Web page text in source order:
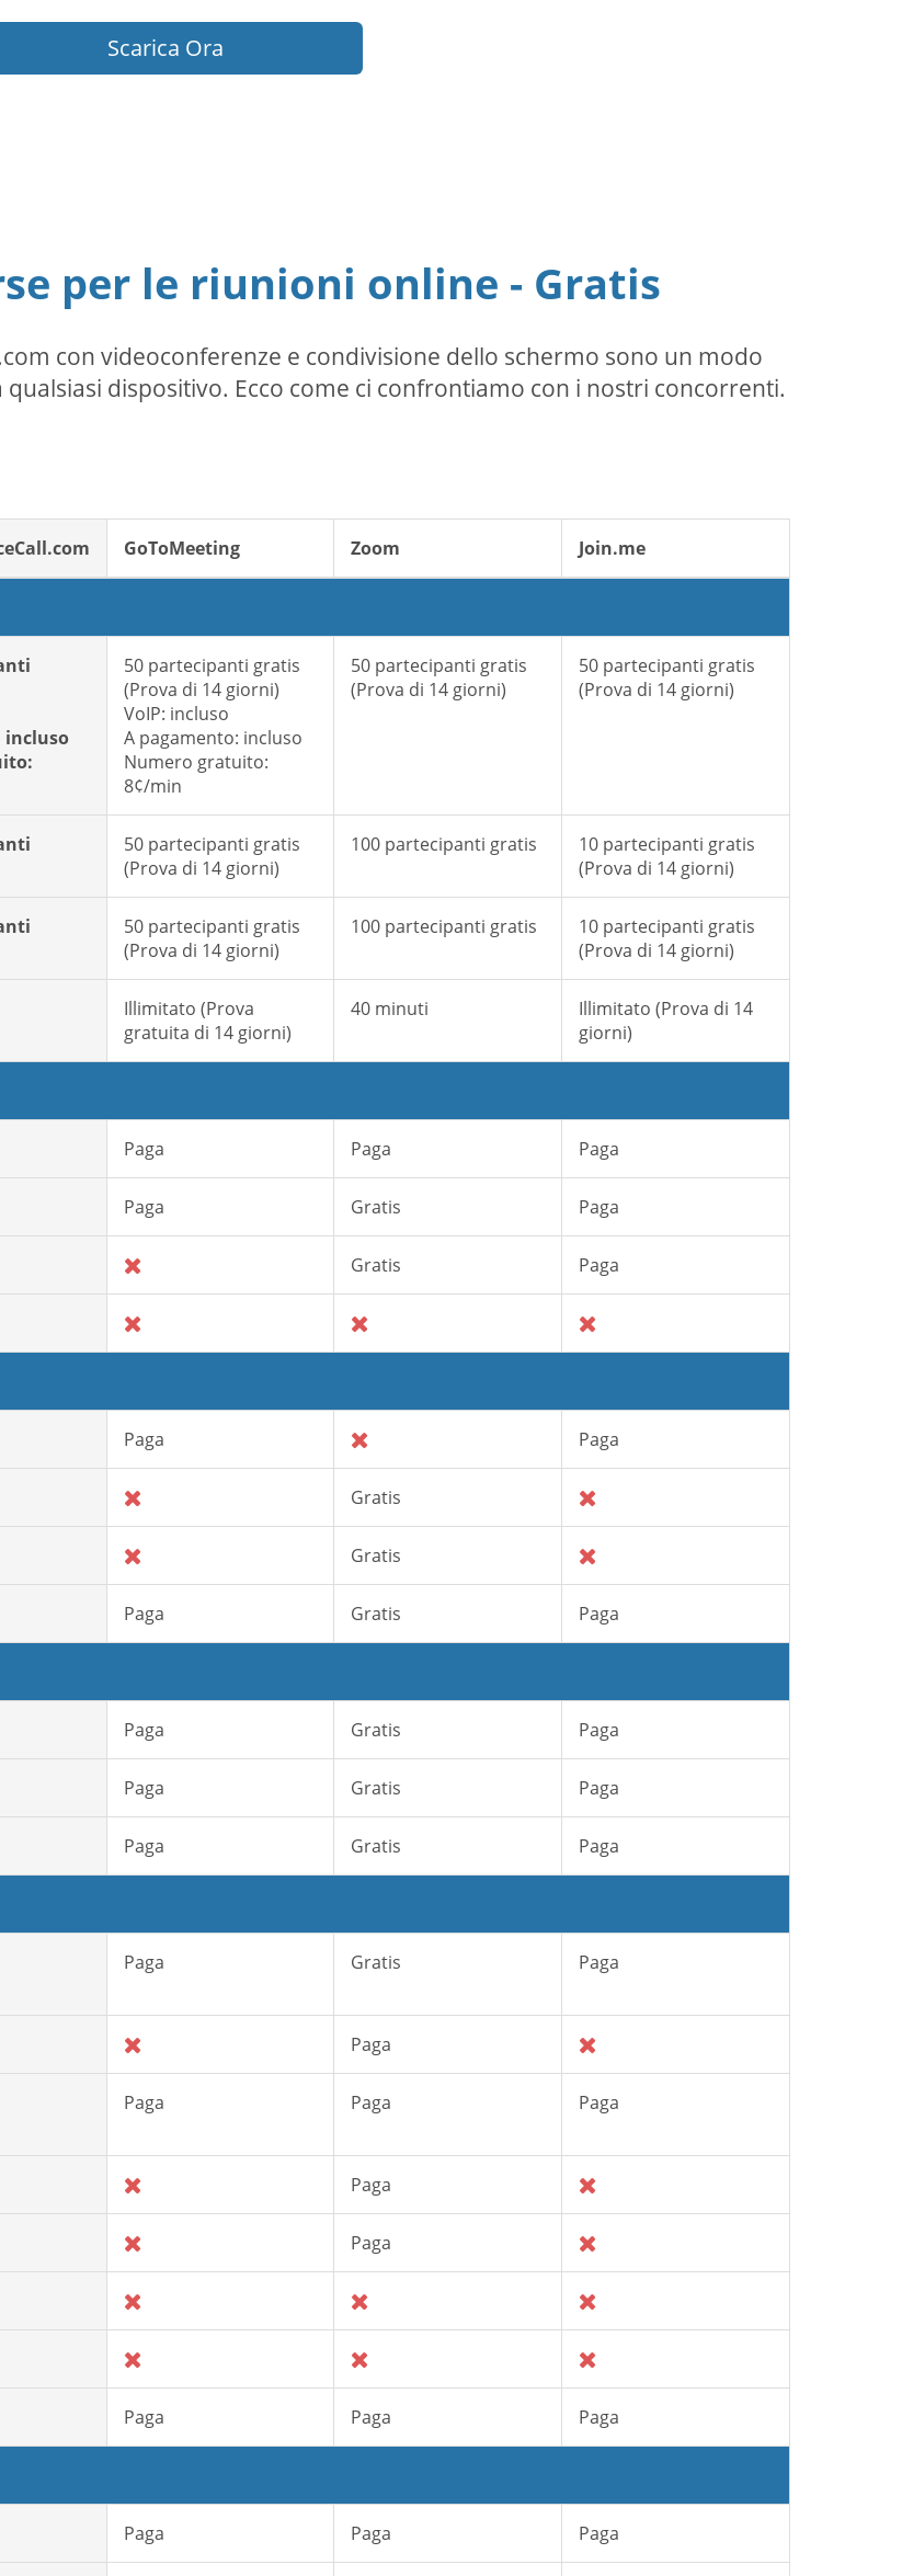
Scarica Ora
per le riunioni online - Gratis
con videoconferenze e condivisione dello schermo sono un modo
dispositivo. Ecco come ci confrontiamo con i nostri concorrenti.
GoToMeeting Zoom Join.me
incluso
50 partecipanti gratis
(Prova di 14 giorni)
VoIP: incluso
A pagamento: incluso
Numero gratuito:
8¢/min
50 partecipanti gratis
(Prova di 14 giorni)
50 partecipanti gratis
(Prova di 14 giorni)
50 partecipanti gratis
(Prova di 14 giorni)
100 partecipanti gratis
10 partecipanti gratis
(Prova di 14 giorni)
50 partecipanti gratis
(Prova di 14 giorni)
100 partecipanti gratis
10 partecipanti gratis
(Prova di 14 giorni)
Illimitato (Prova
gratuita di 14 giorni)
40 minuti
Illimitato (Prova di 14
giorni)
Paga Paga Paga
Paga Gratis Paga
Gratis Paga
Paga Paga
Gratis
Gratis
Paga Gratis Paga
Paga Gratis Paga
Paga Gratis Paga
Paga Gratis Paga
Paga Gratis Paga
Paga
Paga Paga Paga
Paga
Paga
Paga Paga Paga
Paga Paga Paga